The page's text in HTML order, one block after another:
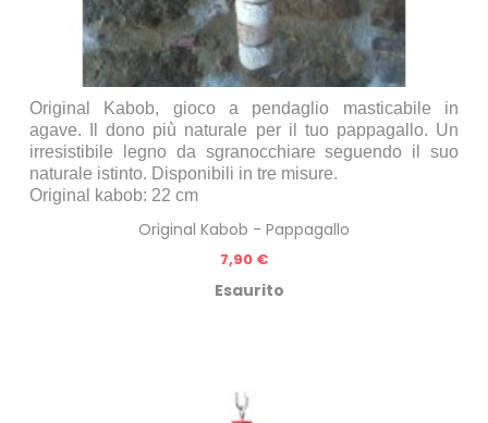
Original Kabob, gioco a pendaglio masticabile in
agave. Il dono più naturale per il tuo pappagallo. Un
irresistibile legno da sgranocchiare seguendo il suo
naturale istinto. Disponibili in tre misure.
Original kabob: 22 cm
Original Kabob - Pappagallo
Prezzo
7,90 €
Esaurito